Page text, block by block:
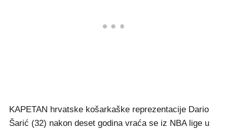
KAPETAN hrvatske košarkaške reprezentacije Dario
Šarić (32) nakon deset godina vraća se iz NBA lige u